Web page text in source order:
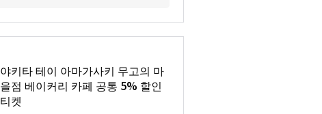
야키타 테이 아마가사키 무고의 마
을점 베이커리 카페 공통 5% 할인
티켓